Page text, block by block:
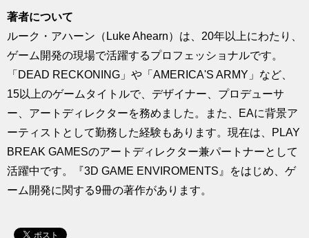
著者について
ルーク・アハーン（Luke Ahearn）は、20年以上にわたり、
ゲーム開発の現場で活躍するプロフェッショナルです。
「DEAD RECKONING」や「AMERICA'S ARMY」など、
15以上のゲームタイトルで、デザイナー、プロデューサ
ー、アートディレクターを務めました。また、EAに背景ア
ーティストとして勤務した経験もあります。現在は、PLAY
BREAK GAMESのアートディレクター兼パートナーとして
活躍中です。『3D GAME ENVIROMENTS』をはじめ、ゲ
ーム開発に関する9冊の著作があります。